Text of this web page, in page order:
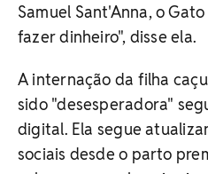
Samuel Sant'Anna, o
fazer dinheiro", disse ela.
A internação da filha
sido "desesperadora"
digital. Ela segue
sociais desde o parto